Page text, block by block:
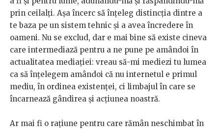
prin ceilalți. Așa încerc să înțeleg distincția dintre a
te baza pe un sistem tehnic și a avea încredere în
oameni. Nu se exclud, dar e mai bine să existe cineva
care intermediază pentru a ne pune pe amândoi în
actualitatea mediației: vreau să-mi mediezi tu lumea
ca să înțelegem amândoi că nu internetul e primul
mediu, în ordinea existenței, ci limbajul în care se
încarnează gândirea și acțiunea noastră.
Ar mai fi o rațiune pentru care rămân neschimbat în